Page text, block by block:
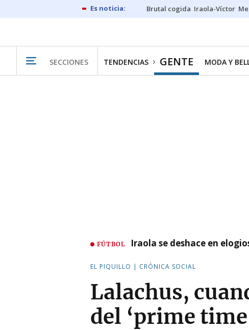
Brutal cogida Iraola-Víctor
SECCIONES TENDENCIAS GENTE MODA Y
FÚTBOL Iraola se deshace en
EL PIQUILLO | CRÓNICA SOCIAL
Lalachus,
del ‘prime